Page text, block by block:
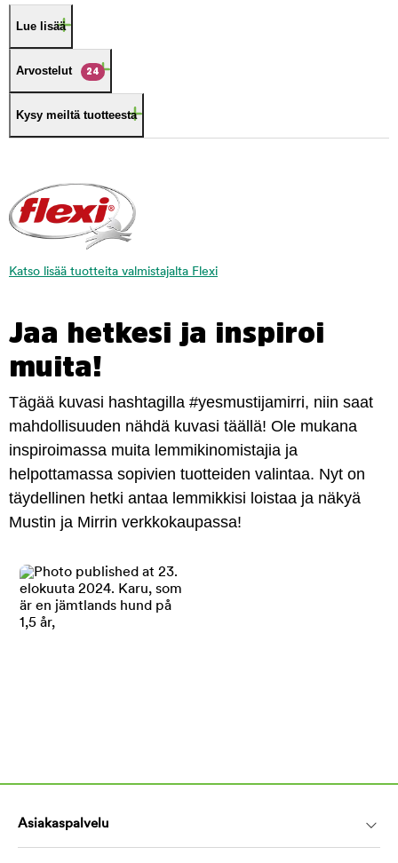
Lue lisää
Arvostelut 24
Kysy meiltä tuotteesta
Katso lisää tuotteita valmistajalta Flexi
Jaa hetkesi ja inspiroi
muita!
Tägää kuvasi hashtagilla #yesmustijamirri, niin saat
mahdollisuuden nähdä kuvasi täällä! Ole mukana
inspiroimassa muita lemmikinomistajia ja
helpottamassa sopivien tuotteiden valintaa. Nyt on
täydellinen hetki antaa lemmikkisi loistaa ja näkyä
Mustin ja Mirrin verkkokaupassa!
Asiakaspalvelu